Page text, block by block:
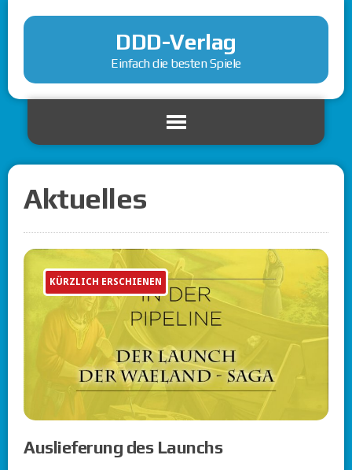
DDD-Verlag
Einfach die besten Spiele
Aktuelles
KÜRZLICH ERSCHIENEN
Auslieferung des Launchs